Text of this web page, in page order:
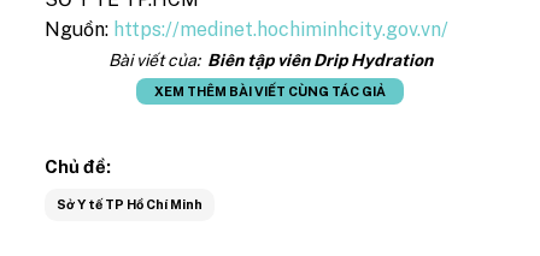
Nguồn: https://medinet.hochiminhcity.gov.vn/
Bài viết của: Biên tập viên Drip Hydration
XEM THÊM BÀI VIẾT CÙNG TÁC GIẢ
Chủ đề:
Sở Y tế TP Hồ Chí Minh